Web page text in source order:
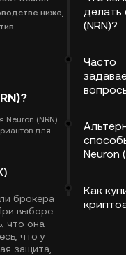
ниже,
Neuron (NRN).
для
брокера
выборе
что она
что у
защита,
делать
(NRN)?
Часто
Neuron
Как